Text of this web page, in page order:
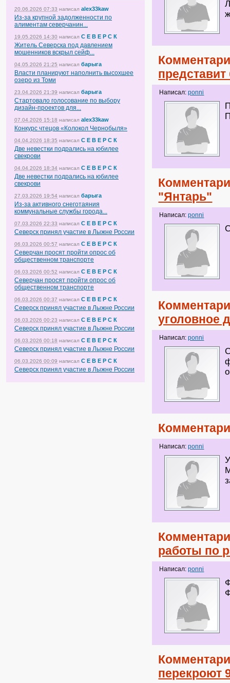
20.06.2026 07:33 написал alex33kaw
Из-за крупной задолженности по
алиментам северчанин...
19.05.2026 14:30 написал С Е В Е Р С К
Житель Северска под давлением
мошенников вскрыл сейф...
04.05.2026 21:25 написал барыга
Власти планируют наполнить высохшее
озеро из Томи
23.04.2026 21:39 написал барыга
Стартовало голосование по выбору
дизайн-проектов для...
07.04.2026 15:18 написал alex33kaw
Конкурс чтецов «Колокол Чернобыля»
04.04.2026 18:35 написал С Е В Е Р С К
Две невестки подрались на юбилее
свекрови
04.04.2026 18:34 написал С Е В Е Р С К
Две невестки подрались на юбилее
свекрови
27.03.2026 19:54 написал барыга
Из-за активного снеготаяния
коммунальные службы города...
07.03.2026 22:33 написал С Е В Е Р С К
Северск принял участие в Лыжне России
06.03.2026 00:57 написал С Е В Е Р С К
Северчан просят пройти опрос об
общественном транспорте
06.03.2026 00:52 написал С Е В Е Р С К
Северчан просят пройти опрос об
общественном транспорте
06.03.2026 00:37 написал С Е В Е Р С К
Северск принял участие в Лыжне России
06.03.2026 00:23 написал С Е В Е Р С К
Северск принял участие в Лыжне России
06.03.2026 00:18 написал С Е В Е Р С К
Северск принял участие в Лыжне России
06.03.2026 00:09 написал С Е В Е Р С К
Северск принял участие в Лыжне России
Написал:ponni
"Янтарь"
Написал:ponni
уголовное
Написал:ponni
Написал:ponni
работы по
Написал:ponni
перекроют